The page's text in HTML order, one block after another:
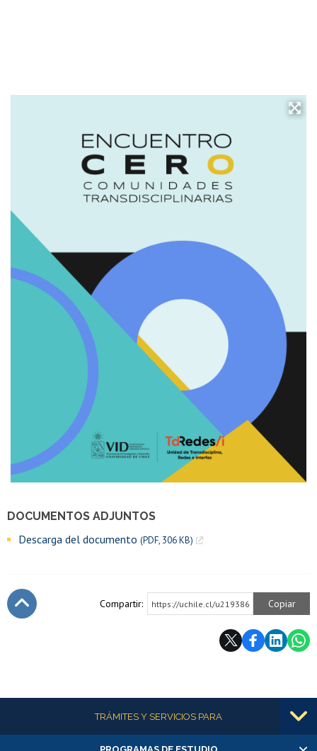
DOCUMENTOS ADJUNTOS
Descarga del documento (PDF, 306 KB)
Compartir: https://uchile.cl/u219386 Copiar
Más informaciónTRÁMITES Y SERVICIOS PARA